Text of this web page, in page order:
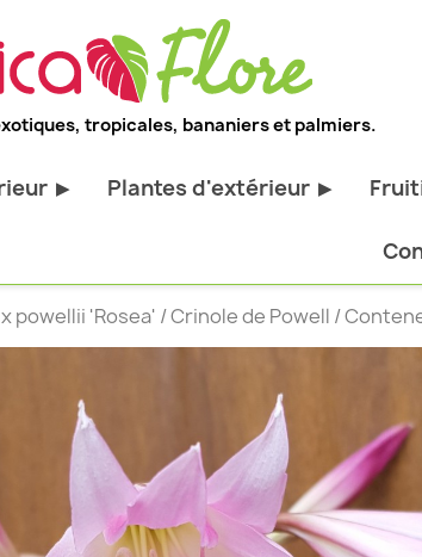
tropicales, bananiers et palmiers.
▶
bureau
Plantes d'extérieur ▶
Toutes les plantes
Bananiers rustiques
Palmiers rustiques
Plantes et arbustes à
décoratif
Plantes grimpantes
Fourgères
powellii 'Rosea' / Crinole de Powell /